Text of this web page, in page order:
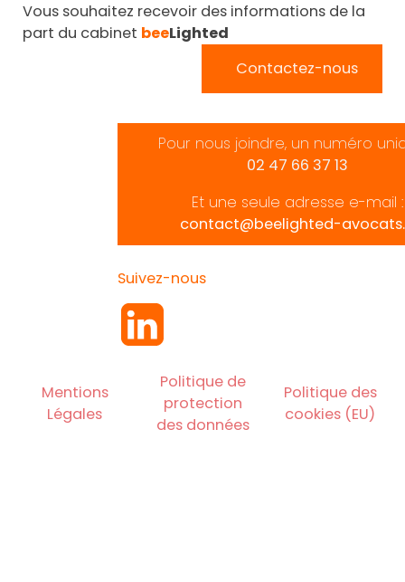
Vous souhaitez recevoir des informations de la
part du cabinet beeLighted
Contactez-nous
Pour nous joindre, un numéro
02 47 66 37 13
Et une seule adresse e-mail :
contact@beelighted-
Suivez-nous
Mentions
Légales
Politique de
protection
des données
Politique des
cookies (EU)